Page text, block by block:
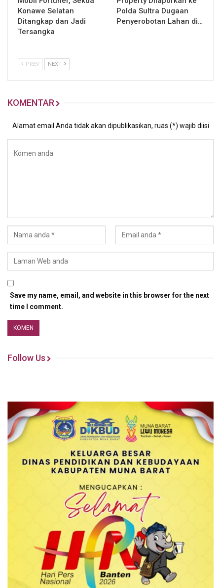
Konawe Selatan
Ditangkap dan Jadi
Tersangka
Polda Sultra Dugaan
Penyerobotan Lahan di…
PREV NEXT
KOMENTAR
Alamat email Anda tidak akan dipublikasikan, ruas (*) wajib diisi
Save my name, email, and website in this browser for the next
time I comment.
Follow Us